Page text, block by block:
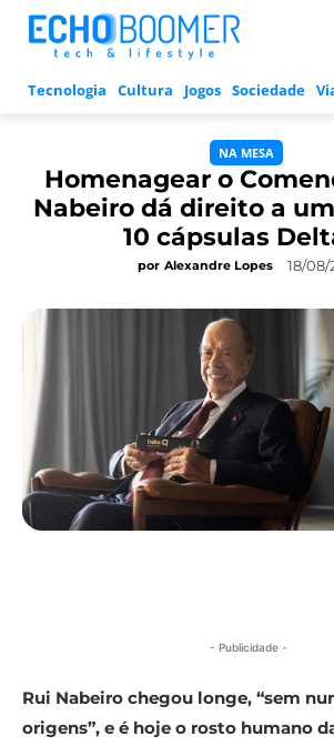
Tecnologia Cultura Jogos Sociedade
NA MESA
Homenagear o
Nabeiro dá direito a
10 cápsulas
por Alexandre Lopes 18/08/
- Publicidade -
Rui Nabeiro chegou longe, “sem
origens”, e é hoje o rosto humano